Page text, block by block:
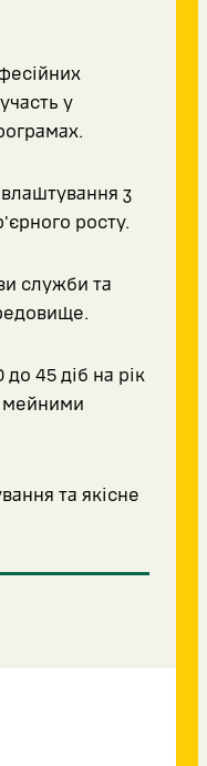
у
з
росту.
служби та
до 45 діб на рік
та якісне